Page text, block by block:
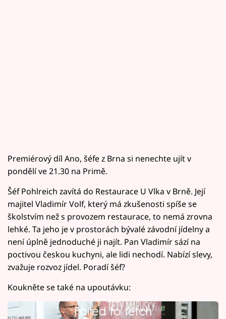
Premiérový díl Ano, šéfe z Brna si nenechte ujít v
pondělí ve 21.30 na Primě.
Šéf Pohlreich zavítá do Restaurace U Vlka v Brně. Její
majitel Vladimír Volf, který má zkušenosti spíše se
školstvím než s provozem restaurace, to nemá zrovna
lehké. Ta jeho je v prostorách bývalé závodní jídelny a
není úplně jednoduché ji najít. Pan Vladimír sází na
poctivou českou kuchyni, ale lidi nechodí. Nabízí slevy,
zvažuje rozvoz jídel. Poradí šéf?
Koukněte se také na upoutávku:
Failed to fetch